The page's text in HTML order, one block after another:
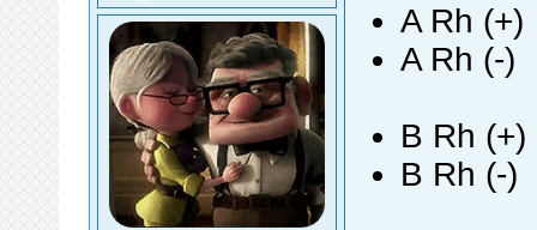
A Rh (+)
A Rh (-)
B Rh (+)
B Rh (-)